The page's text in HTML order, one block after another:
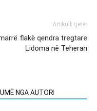
Artikulli tjetër
flakë qendra tregtare
Lidoma në Teheran
NGA AUTORI